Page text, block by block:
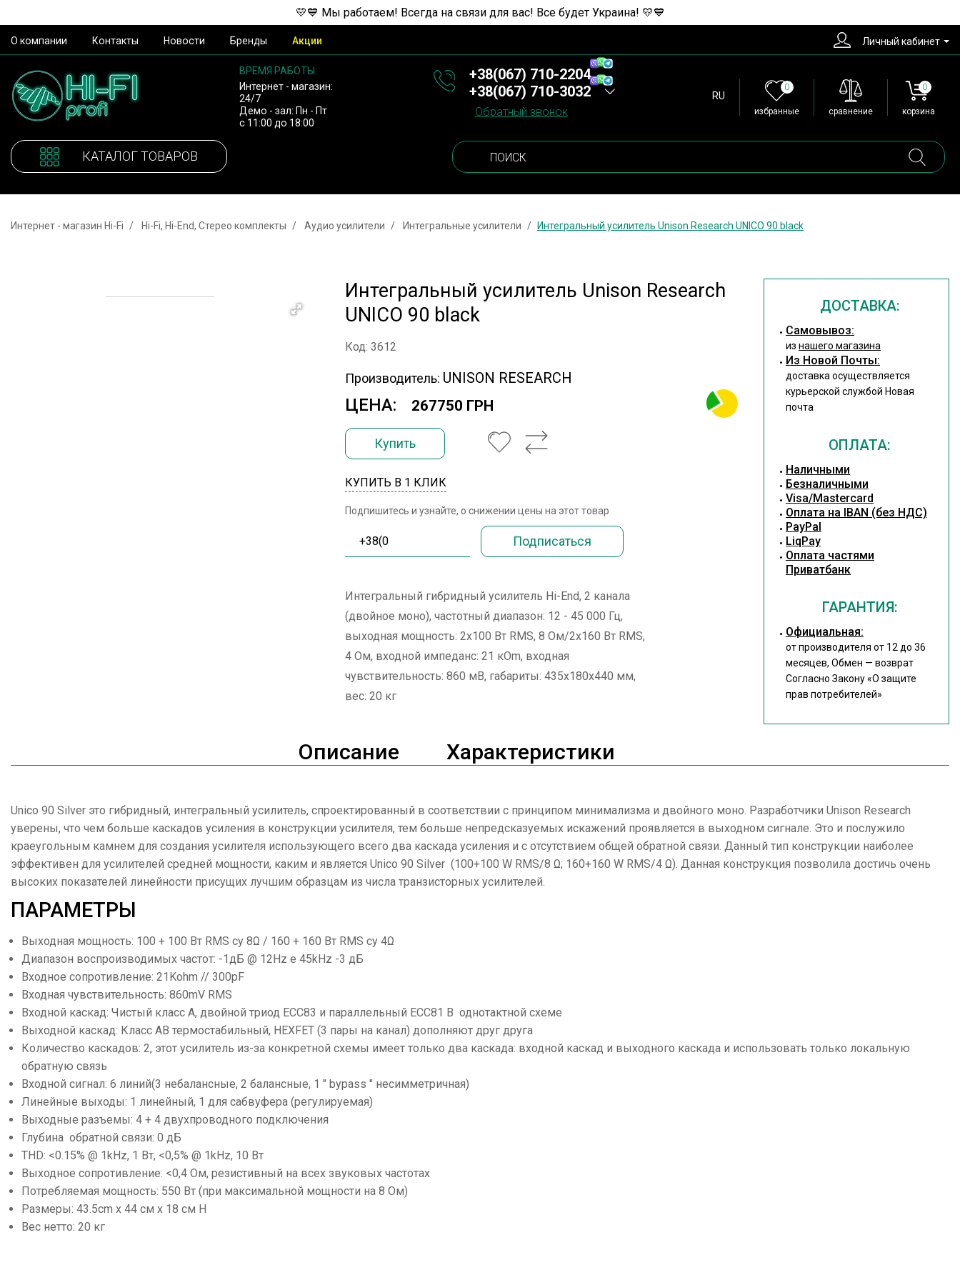
💛💙 Мы работаем! Всегда на связи для вас! Все будет Украина! 💛💙
О компании Контакты Новости Бренды Акции Личный кабинет
ВРЕМЯ РАБОТЫ:
Интернет - магазин:
24/7
Демо - зал: Пн - Пт
с 11:00 до 18:00
+38(067) 710-2204
+38(067) 710-3032
Обратный звонок
RU
0
избранные сравнение
0
корзина
КАТАЛОГ ТОВАРОВ
Интернет - магазин Hi-Fi Hi-Fi, Hi-End, Стерео комплекты Аудио усилители Интегральные усилители Интегральный усилитель Unison Research UNICO 90 black
Интегральный усилитель Unison Research
UNICO 90 black
Код: 3612
Производитель: UNISON RESEARCH
ЦЕНА: 267750 ГРН
Купить
КУПИТЬ В 1 КЛИК
Подпишитесь и узнайте, о снижении цены на этот товар
Интегральный гибридный усилитель Hi-End, 2 канала
(двойное моно), частотный диапазон: 12 - 45 000 Гц,
выходная мощность: 2х100 Вт RMS, 8 Ом/2х160 Вт RMS,
4 Ом, входной импеданс: 21 кOm, входная
чувствительность: 860 мВ, габариты: 435x180x440 мм,
вес: 20 кг
ДОСТАВКА:
Cамовывоз:
из нашего магазина
Из Новой Почты:
доставка осуществляется
курьерской службой Новая
почта
ОПЛАТА:
Наличными
Безналичными
Visa/Mastercard
Оплата на IBAN (без НДС)
PayPal
LiqPay
Оплата частями
Приватбанк
ГАРАНТИЯ:
Официальная:
от производителя от 12 до 36
месяцев, Обмен — возврат
Согласно Закону«О защите
прав потребителей»
Описание Характеристики
Unico 90 Silver это гибридный, интегральный усилитель, спроектированный в соответствии с принципом минимализма и двойного моно. Разработчики Unison Research
уверены, что чем больше каскадов усиления в конструкции усилителя, тем больше непредсказуемых искажений проявляется в выходном сигнале. Это и послужило
краеугольным камнем для создания усилителя использующего всего два каскада усиления и с отсутствием общей обратной связи. Данный тип конструкции наиболее
эффективен для усилителей средней мощности, каким и является Unico 90 Silver (100+100 W RMS/8 Ω; 160+160 W RMS/4 Ω). Данная конструкция позволила достичь очень
высоких показателей линейности присущих лучшим образцам из числа транзисторных усилителей.
ПАРАМЕТРЫ
Выходная мощность: 100 + 100 Вт RMS су 8Ω / 160 + 160 Вт RMS су 4Ω
Диапазон воспроизводимых частот: -1дБ @ 12Hz е 45kHz -3 дБ
Входное сопротивление: 21Kohm // 300pF
Входная чувствительность: 860mV RMS
Входной каскад: Чистый класс А, двойной триод ECC83 и параллельный ECC81 В однотактной схеме
Выходной каскад: Класс AB термостабильный, HEXFET (3 пары на канал) дополняют друг друга
Количество каскадов: 2, этот усилитель из-за конкретной схемы имеет только два каскада: входной каскад и выходного каскада и использовать только локальную
обратную связь
Входной сигнал: 6 линий(3 небалансные, 2 балансные, 1 " bypass " несимметричная)
Линейные выходы: 1 линейный, 1 для сабвуфера (регулируемая)
Выходные разъемы: 4 + 4 двухпроводного подключения
Глубина обратной связи: 0 дБ
THD: <0.15% @ 1kHz, 1 Вт, <0,5% @ 1kHz, 10 Вт
Выходное сопротивление: <0,4 Ом, резистивный на всех звуковых частотах
Потребляемая мощность: 550 Вт (при максимальной мощности на 8 Ом)
Размеры: 43.5cm х 44 см х 18 см Н
Вес нетто: 20 кг